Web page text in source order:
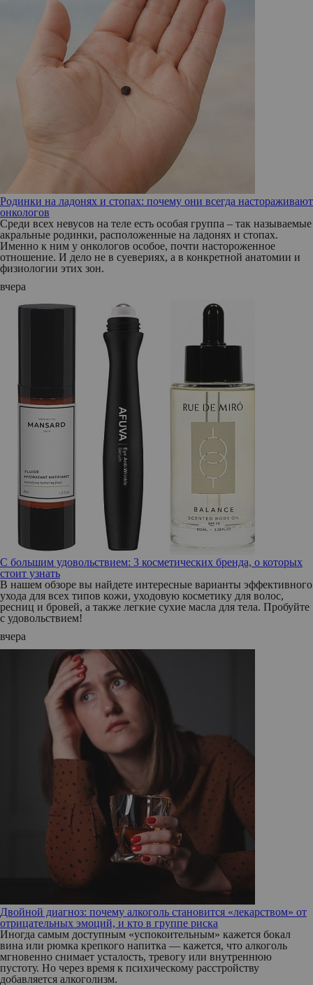
Родинки на ладонях и стопах: почему они всегда настораживают
онкологов
Среди всех невусов на теле есть особая группа – так называемые
акральные родинки, расположенные на ладонях и стопах.
Именно к ним у онкологов особое, почти настороженное
отношение. И дело не в суевериях, а в конкретной анатомии и
физиологии этих зон.
вчера
С большим удовольствием: 3 косметических бренда, о которых
стоит узнать
В нашем обзоре вы найдете интересные варианты эффективного
ухода для всех типов кожи, уходовую косметику для волос,
ресниц и бровей, а также легкие сухие масла для тела. Пробуйте
с удовольствием!
вчера
Двойной диагноз: почему алкоголь становится «лекарством» от
отрицательных эмоций, и кто в группе риска
Иногда самым доступным «успокоительным» кажется бокал
вина или рюмка крепкого напитка — кажется, что алкоголь
мгновенно снимает усталость, тревогу или внутреннюю
пустоту. Но через время к психическому расстройству
добавляется алкоголизм.